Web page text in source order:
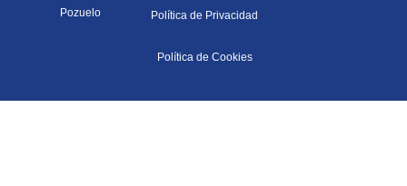
Pozuelo
Política de Privacidad
Política de Cookies